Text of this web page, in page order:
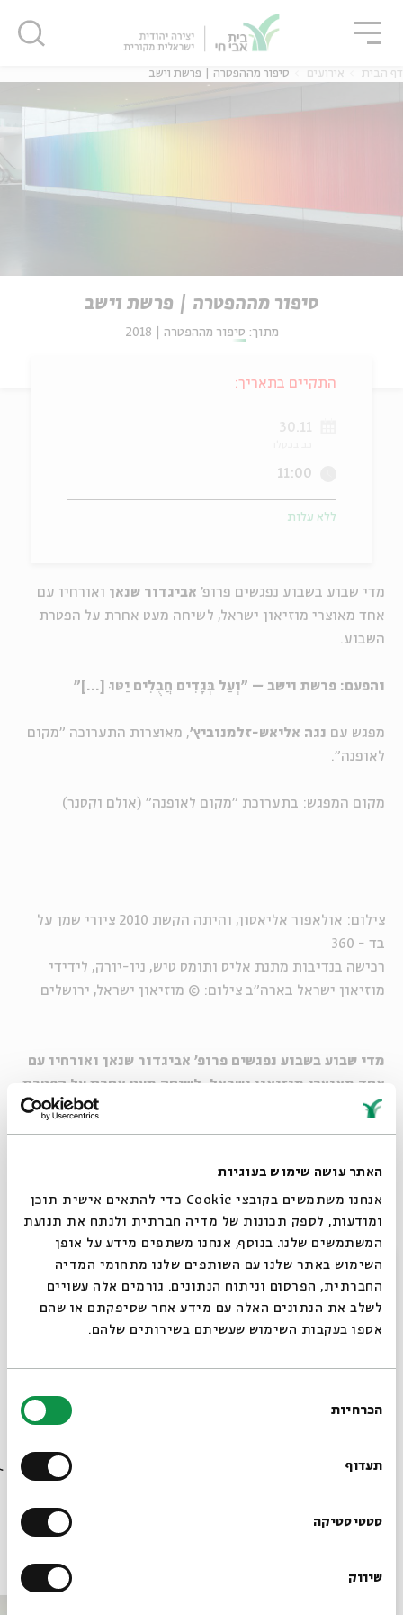
האתר עושה שימוש בעוגיות
אנחנו משתמשים בקובצי Cookie כדי להתאים אישית תוכן
ומודעות, לספק תכונות של מדיה חברתית ולנתח את תנועת
המשתמשים שלנו. בנוסף, אנחנו משתפים מידע על אופן
השימוש באתר שלנו עם השותפים שלנו מתחומי המדיה
החברתית, הפרסום וניתוח הנתונים. גורמים אלה עשויים
לשלב את הנתונים האלה עם מידע אחר שסיפקתם או שהם
אספו בעקבות השימוש שעשיתם בשירותים שלהם.
הסכמה
הכרחיות
תעדוף
סטטיסטיקה
שיווק
דף הבית אירועים סיפור מההפטרה | פרשת וישב
סיפור מההפטרה | פרשת וישב
מתוך: סיפור מההפטרה | 2018
מדי שבוע בשבוע נפגשים פרופ' אביגדור שנאן ואורחיו עם
אחד מאוצרי מוזיאון ישראל, לשיחה מעט אחרת על הפטרת
השבוע.
והפעם: פרשת וישב – "וְעַל בְּגָדִים חֲבֻלִים יַטּוּ [...]"
מפגש עם נגה אליאש-זלמנוביץ', מאוצרות התערוכה "מקום
לאופנה".
מקום המפגש: בתערוכת "מקום לאופנה" (אולם וקסנר)
צילום: אולאפור אליאסון, והיתה הקשת 2010 ציורי שמן על
בד - 360
רכישה בנדיבות מתנת אליס ותומס טיש, ניו-יורק, לידידי
מוזיאון ישראל בארה"ב צילום: © מוזיאון ישראל, ירושלים
מדי שבוע בשבוע נפגשים פרופ' אביגדור שנאן ואורחיו עם
אחד מאוצרי מוזיאון ישראל, לשיחה מעט אחרת על הפטרת
השבוע
בד - 360
רכישה בנדיבות מתנת אליס ותומס טיש, ניו-יורק, לידידי
מוזיאון ישראל בארה"ב צילום: © מוזיאון ישראל, ירושלים
שיתוף הרשמה לאירועים דומים
התקיים בתאריך:
30.11
11:00
ללא עלות
סגור
סגור